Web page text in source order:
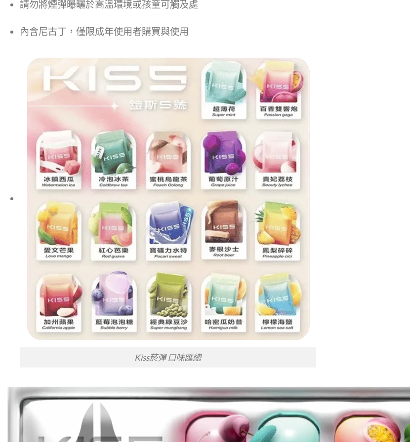
請勿將煙彈曝曬於高溫環境或孩童可觸及處
內含尼古丁，僅限成年使用者購買與使用
Kiss菸彈 口味匯總